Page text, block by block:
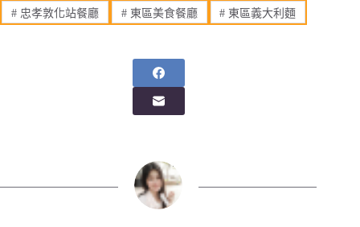
#忠孝敦化站餐廳 #東區美食餐廳 # 東區義大利麵